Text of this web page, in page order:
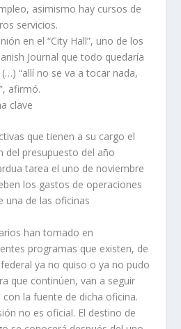
asimismo hay cursos de
servicios.
en el “City Hall”, uno de los
Journal que todo quedaría
“allí no se va a tocar nada,
afirmó.
clave
que tienen a su cargo el
del presupuesto del año
tarea el uno de noviembre
los gastos de operaciones
una de las oficinas
han tomado en
programas que existen, de
ya no quiso o ya no pudo
que continúen, van a seguir
la fuente de dicha oficina.
no es oficial. El destino de